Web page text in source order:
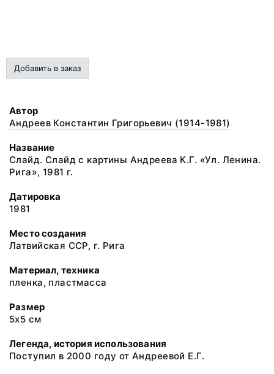
Добавить в заказ
Автор
Андреев Константин Григорьевич (1914-1981)
Название
Слайд. Слайд с картины Андреева К.Г. «Ул. Ленина.
Рига», 1981 г.
Датировка
1981
Место создания
Латвийская ССР, г. Рига
Материал, техника
пленка, пластмасса
Размер
5х5 см
Легенда, история использования
Поступил в 2000 году от Андреевой Е.Г.